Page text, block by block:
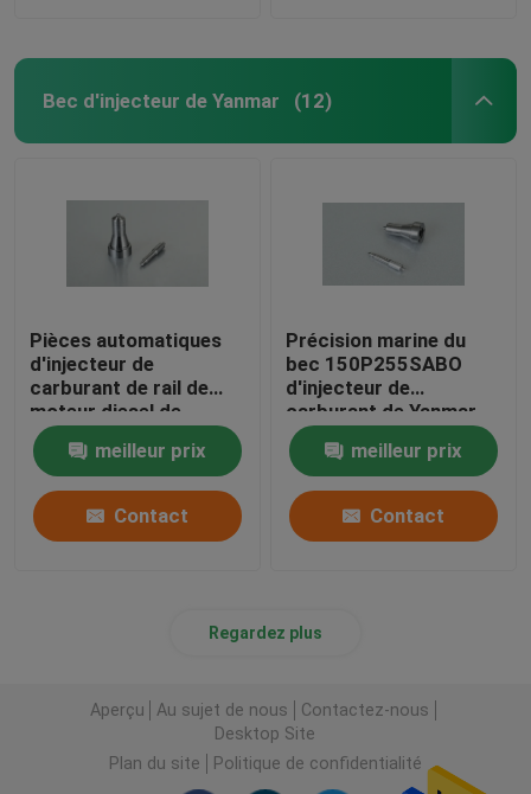
Bec d'injecteur de Yanmar (12)
Pièces automatiques
d'injecteur de
carburant de rail de
moteur diesel de
Yanmar de bec
commun d'injecteur
meilleur prix
Contact
Précision marine du
bec 150P255SABO
d'injecteur de
carburant de Yanmar
de moteur haute
meilleur prix
Contact
Regardez plus
Aperçu Au sujet de nous
Contactez-nous
Desktop Site
Plan du site
Politique de confidentialité